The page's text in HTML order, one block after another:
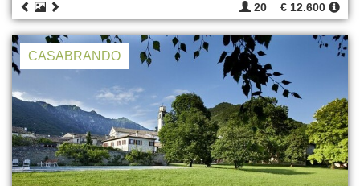
20 € 12.600
CASABRANDO